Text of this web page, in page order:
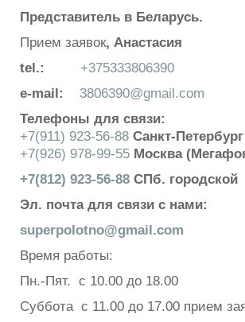
Представитель в Беларусь.
Прием заявок, Анастасия
tel.:
+375333806390
e-mail:
3806390@gmail.com
Телефоны для связи:
+7(911) 923-56-88 Санкт-
+7(926) 978-99-55 Москва
+7(812) 923-56-88 СПб. городской
Эл. почта для связи с нами:
superpolotno@gmail.com
Время работы:
Пн.-Пят. с 10.00 до 18.00
Суббота с 11.00 до 17.00 прием